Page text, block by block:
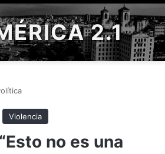
2.1
Violencia
no es una